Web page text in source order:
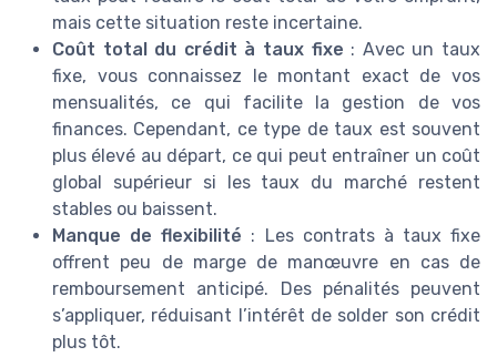
mais cette situation reste incertaine.
Coût total du crédit à taux fixe : Avec un taux
fixe, vous connaissez le montant exact de vos
mensualités, ce qui facilite la gestion de vos
finances. Cependant, ce type de taux est souvent
plus élevé au départ, ce qui peut entraîner un coût
global supérieur si les taux du marché restent
stables ou baissent.
Manque de flexibilité : Les contrats à taux fixe
offrent peu de marge de manœuvre en cas de
remboursement anticipé. Des pénalités peuvent
s’appliquer, réduisant l’intérêt de solder son crédit
plus tôt.